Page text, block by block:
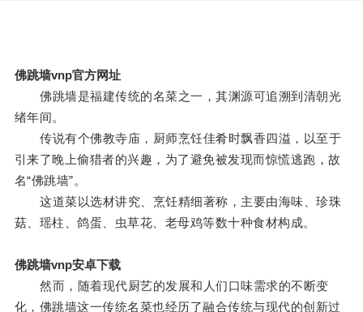
佛跳墙vnp官方网址
佛跳墙是福建传统的名菜之一，其渊源可追溯到清朝光
绪年间。
传说有个佛教寺庙，厨师烹饪佳肴时飘香四溢，以至于
引来了晚上偷猎者的兴趣，为了避免被发现而惊慌逃跑，故
名“佛跳墙”。
这道菜以选材讲究、烹饪精细著称，主要由海味、珍珠
菇、瑶柱、鸽蛋、虫草花、老母鸡等数十种食材构成。
佛跳墙vnp安卓下载
然而，随着现代厨艺的发展和人们口味需求的不断变
化，佛跳墙这一传统名菜也经历了融合传统与现代的创新过